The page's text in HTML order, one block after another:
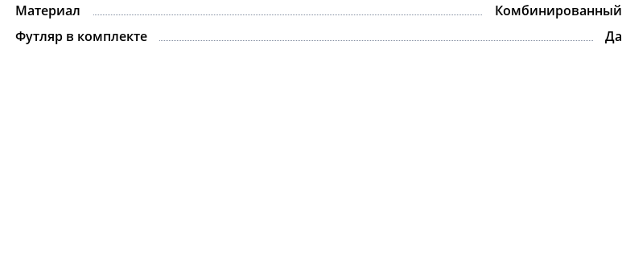
Материал
Комбинированный
Футляр в комплекте
Да